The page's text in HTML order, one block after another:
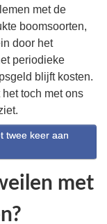
met de
boomsoorten,
door het
periodieke
blijft kosten.
toch met ons
twee keer aan
met